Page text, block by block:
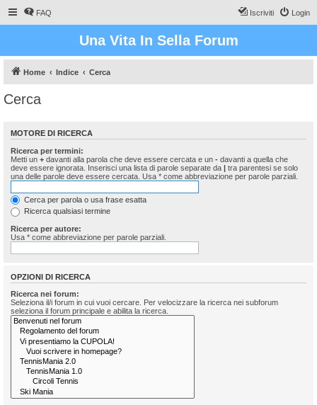
FAQ Login
Iscriviti
Una Vita In Sella Forum
Home Indice Cerca
Cerca
MOTORE DI RICERCA
Ricerca per termini:
Metti un + davanti alla parola che deve essere cercata e un - davanti a quella che
deve essere ignorata. Inserisci una lista di parole separate da | tra parentesi se solo
una delle parole deve essere cercata. Usa * come abbreviazione per parole parziali.
Cerca per parola o usa frase esatta
Ricerca qualsiasi termine
Ricerca per autore:
Usa * come abbreviazione per parole parziali.
OPZIONI DI RICERCA
Ricerca nei forum:
Seleziona il/i forum in cui vuoi cercare. Per velocizzare la ricerca nei subforum
seleziona il forum principale e abilita la ricerca.